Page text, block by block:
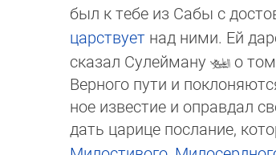
был к тебе из Сабы с
царствует над ними. Ей
ска­зал Сулейману
о
Вер­но­го пути и
ное известие и оп­рав­дал
дать царице послание,